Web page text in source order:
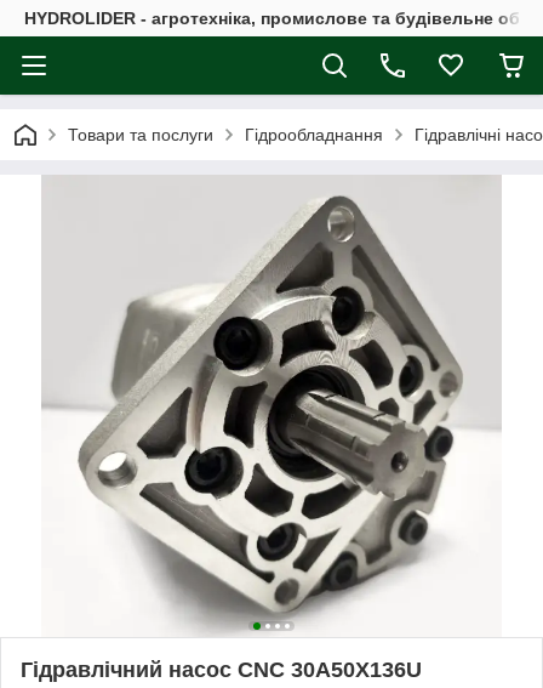
HYDROLIDER - агротехніка, промислове та будівельне
Товари та послуги Гідрообладнання Гідравлічні
Гідравлічний насос CNC 30A50X136U